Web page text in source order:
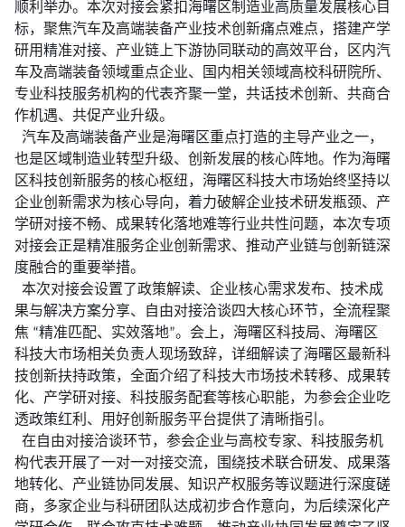
顺利举办。本次对接会紧扣海曙区制造业高质量发展核心目
标，聚焦汽车及高端装备产业技术创新痛点难点，搭建产学
研用精准对接、产业链上下游协同联动的高效平台，区内汽
车及高端装备领域重点企业、国内相关领域高校科研院所、
专业科技服务机构的代表齐聚一堂，共话技术创新、共商合
作机遇、共促产业升级。
汽车及高端装备产业是海曙区重点打造的主导产业之一，
也是区域制造业转型升级、创新发展的核心阵地。作为海曙
区科技创新服务的核心枢纽，海曙区科技大市场始终坚持以
企业创新需求为核心导向，着力破解企业技术研发瓶颈、产
学研对接不畅、成果转化落地难等行业共性问题，本次专项
对接会正是精准服务企业创新需求、推动产业链与创新链深
度融合的重要举措。
本次对接会设置了政策解读、企业核心需求发布、技术成
果与解决方案分享、自由对接洽谈四大核心环节，全流程聚
焦 “精准匹配、实效落地”。会上，海曙区科技局、海曙区
科技大市场相关负责人现场致辞，详细解读了海曙区最新科
技创新扶持政策，全面介绍了科技大市场技术转移、成果转
化、产学研对接、科技服务配套等核心职能，为参会企业吃
透政策红利、用好创新服务平台提供了清晰指引。
在自由对接洽谈环节，参会企业与高校专家、科技服务机
构代表开展了一对一对接交流，围绕技术联合研发、成果落
地转化、产业链协同发展、知识产权服务等议题进行深度磋
商，多家企业与科研团队达成初步合作意向，为后续深化产